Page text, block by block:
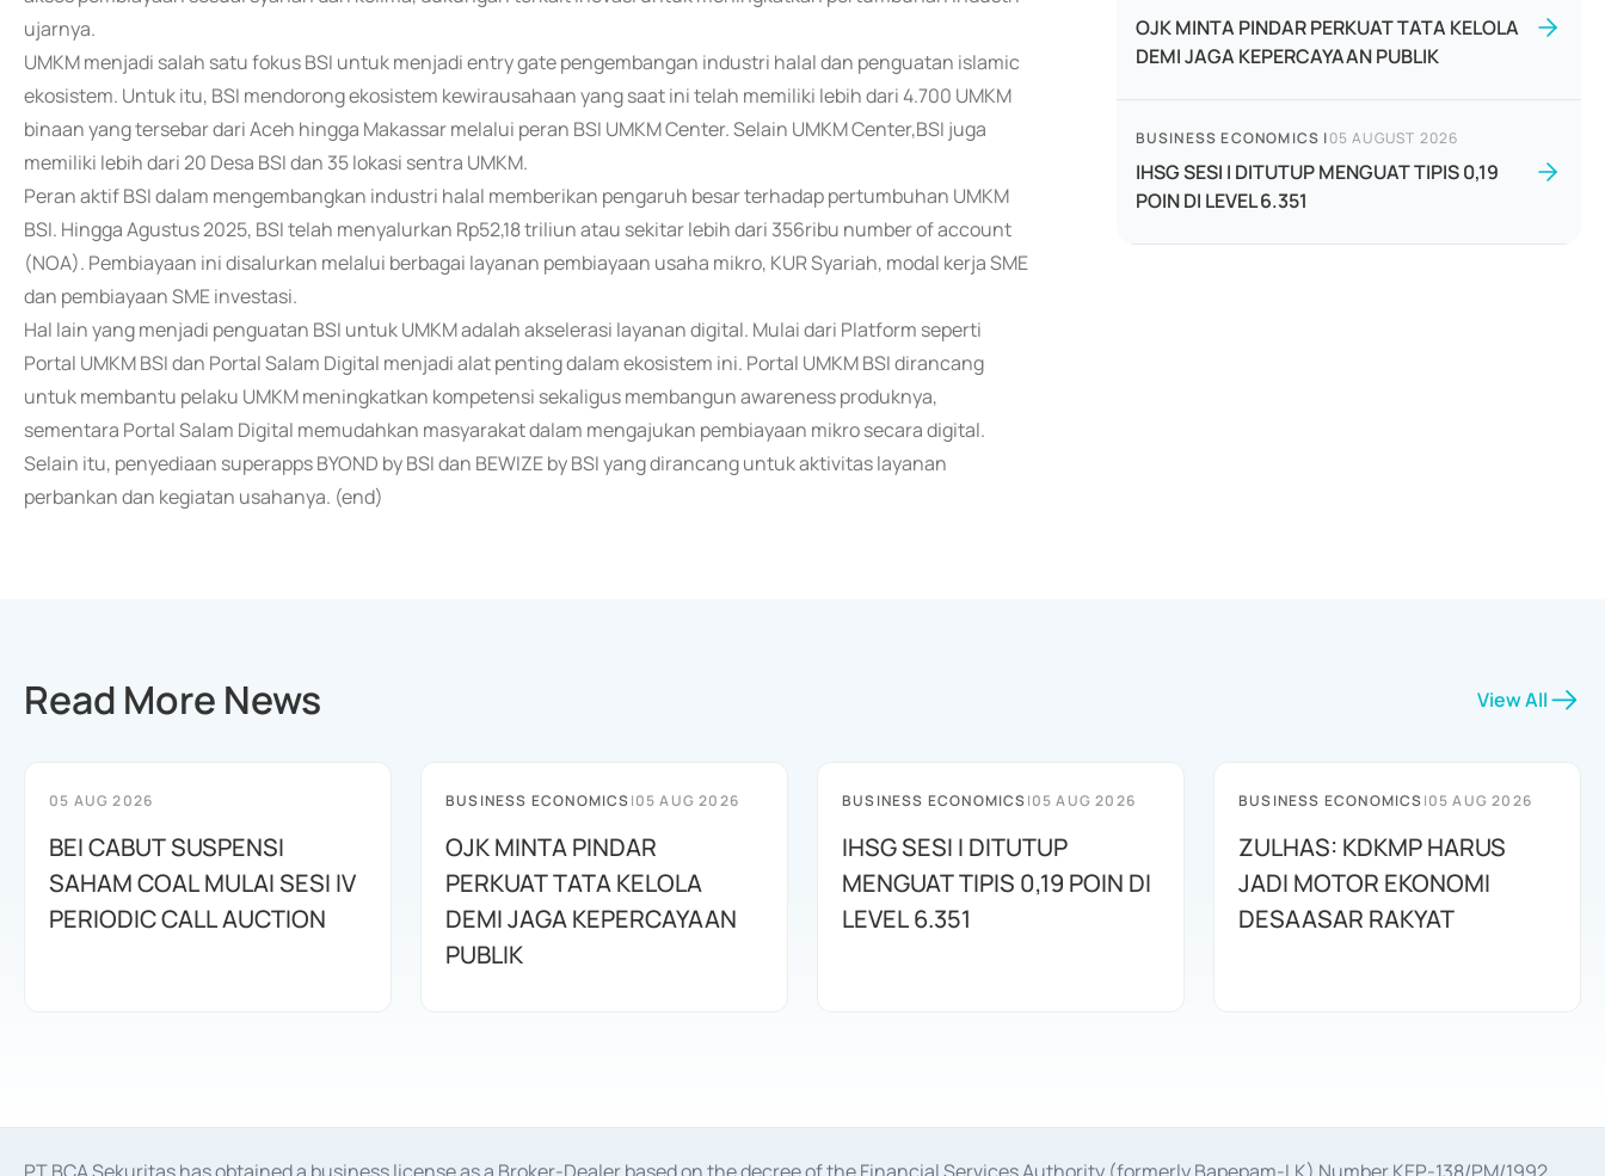
ujarnya.
UMKM menjadi salah satu fokus BSI untuk menjadi entry gate pengembangan industri halal dan penguatan islamic
ekosistem. Untuk itu, BSI mendorong ekosistem kewirausahaan yang saat ini telah memiliki lebih dari 4.700 UMKM
binaan yang tersebar dari Aceh hingga Makassar melalui peran BSI UMKM Center. Selain UMKM Center,BSI juga
memiliki lebih dari 20 Desa BSI dan 35 lokasi sentra UMKM.
Peran aktif BSI dalam mengembangkan industri halal memberikan pengaruh besar terhadap pertumbuhan UMKM
BSI. Hingga Agustus 2025, BSI telah menyalurkan Rp52,18 triliun atau sekitar lebih dari 356ribu number of account
(NOA). Pembiayaan ini disalurkan melalui berbagai layanan pembiayaan usaha mikro, KUR Syariah, modal kerja SME
dan pembiayaan SME investasi.
Hal lain yang menjadi penguatan BSI untuk UMKM adalah akselerasi layanan digital. Mulai dari Platform seperti
Portal UMKM BSI dan Portal Salam Digital menjadi alat penting dalam ekosistem ini. Portal UMKM BSI dirancang
untuk membantu pelaku UMKM meningkatkan kompetensi sekaligus membangun awareness produknya,
sementara Portal Salam Digital memudahkan masyarakat dalam mengajukan pembiayaan mikro secara digital.
Selain itu, penyediaan superapps BYOND by BSI dan BEWIZE by BSI yang dirancang untuk aktivitas layanan
perbankan dan kegiatan usahanya. (end)
OJK MINTA PINDAR PERKUAT TATA KELOLA
DEMI JAGA KEPERCAYAAN PUBLIK
BUSINESS ECONOMICS |05 AUGUST 2026
IHSG SESI I DITUTUP MENGUAT TIPIS 0,19
POIN DI LEVEL 6.351
Read More News View All
05 AUG 2026
BEI CABUT SUSPENSI
SAHAM COAL MULAI SESI IV
PERIODIC CALL AUCTION
BUSINESS ECONOMICS|05 AUG 2026
OJK MINTA PINDAR
PERKUAT TATA KELOLA
DEMI JAGA KEPERCAYAAN
PUBLIK
BUSINESS ECONOMICS|05 AUG 2026
IHSG SESI I DITUTUP
MENGUAT TIPIS 0,19 POIN DI
LEVEL 6.351
BUSINESS ECONOMICS|05 AUG 2026
ZULHAS: KDKMP HARUS
JADI MOTOR EKONOMI
DESAASAR RAKYAT